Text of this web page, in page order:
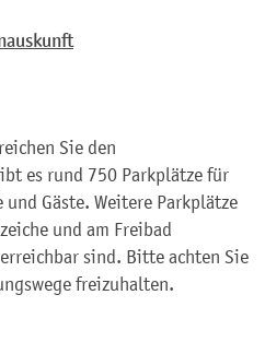
Sie den
es rund 750 Parkplätze für
Gäste. Weitere Parkplätze
und am Freibad
sind. Bitte achten Sie
freizuhalten.